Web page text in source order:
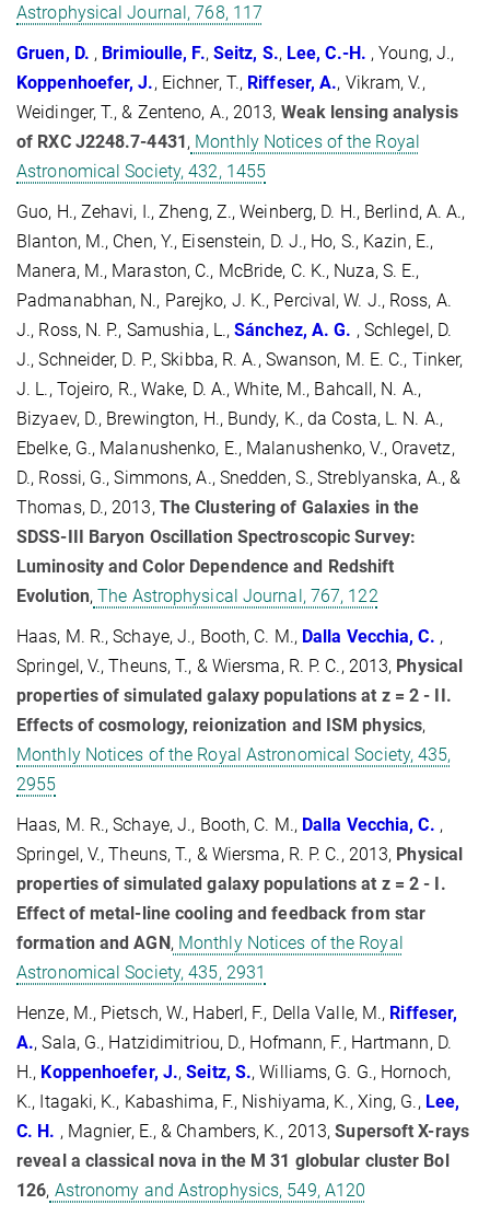
Astrophysical Journal, 768, 117
Gruen, D. , Brimioulle, F., Seitz, S., Lee, C.-H. , Young, J.,
Koppenhoefer, J., Eichner, T., Riffeser, A., Vikram, V.,
Weidinger, T., & Zenteno, A., 2013, Weak lensing analysis
of RXC J2248.7-4431, Monthly Notices of the Royal
Astronomical Society, 432, 1455
Guo, H., Zehavi, I., Zheng, Z., Weinberg, D. H., Berlind, A. A.,
Blanton, M., Chen, Y., Eisenstein, D. J., Ho, S., Kazin, E.,
Manera, M., Maraston, C., McBride, C. K., Nuza, S. E.,
Padmanabhan, N., Parejko, J. K., Percival, W. J., Ross, A.
J., Ross, N. P., Samushia, L.,Sánchez, A. G. , Schlegel, D.
J., Schneider, D. P., Skibba, R. A., Swanson, M. E. C., Tinker,
J. L., Tojeiro, R., Wake, D. A., White, M., Bahcall, N. A.,
Bizyaev, D., Brewington, H., Bundy, K., da Costa, L. N. A.,
Ebelke, G., Malanushenko, E., Malanushenko, V., Oravetz,
D., Rossi, G., Simmons, A., Snedden, S., Streblyanska, A., &
Thomas, D., 2013, The Clustering of Galaxies in the
SDSS-III Baryon Oscillation Spectroscopic Survey:
Luminosity and Color Dependence and Redshift
Evolution, The Astrophysical Journal, 767, 122
Haas, M. R., Schaye, J., Booth, C. M., Dalla Vecchia, C. ,
Springel, V., Theuns, T., & Wiersma, R. P. C., 2013, Physical
properties of simulated galaxy populations at z = 2 - II.
Effects of cosmology, reionization and ISM physics,
Monthly Notices of the Royal Astronomical Society, 435,
2955
Haas, M. R., Schaye, J., Booth, C. M., Dalla Vecchia, C. ,
Springel, V., Theuns, T., & Wiersma, R. P. C., 2013, Physical
properties of simulated galaxy populations at z = 2 - I.
Effect of metal-line cooling and feedback from star
formation and AGN,Monthly Notices of the Royal
Astronomical Society, 435, 2931
Henze, M., Pietsch, W., Haberl, F., Della Valle, M., Riffeser,
A., Sala, G., Hatzidimitriou, D., Hofmann, F., Hartmann, D.
H., Koppenhoefer, J.,Seitz, S., Williams, G. G., Hornoch,
K., Itagaki, K., Kabashima, F., Nishiyama, K., Xing, G., Lee,
C. H. , Magnier, E., & Chambers, K., 2013,Supersoft X-rays
reveal a classical nova in the M 31 globular cluster Bol
126, Astronomy and Astrophysics, 549, A120